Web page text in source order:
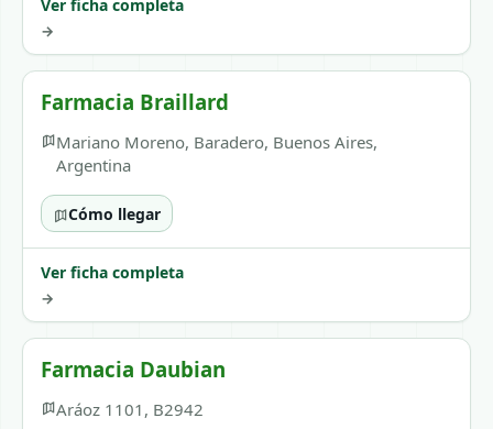
Ver ficha completa
→
Farmacia Braillard
Mariano Moreno, Baradero, Buenos Aires,
Argentina
Cómo llegar
Ver ficha completa
→
Farmacia Daubian
Aráoz 1101, B2942